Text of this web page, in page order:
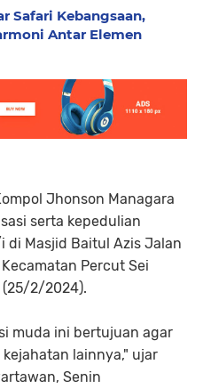
Safari Kebangsaan,
Antar Elemen
Jhonson Managara
serta kepedulian
Masjid Baitul Azis Jalan
Percut Sei
(25/2/2024).
muda ini bertujuan agar
lainnya," ujar
Senin